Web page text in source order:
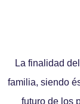
La finalidad
familia, siendo
futuro de los